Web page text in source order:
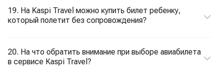
19. На Kaspi Travel можно купить билет ребенку,
который полетит без сопровождения?
20. На что обратить внимание при выборе авиабилета
в сервисе Kaspi Travel?